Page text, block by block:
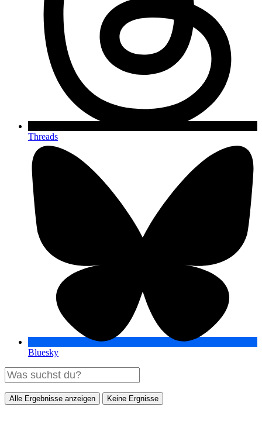
Threads
Bluesky
Alle Ergebnisse anzeigen Keine Ergnisse